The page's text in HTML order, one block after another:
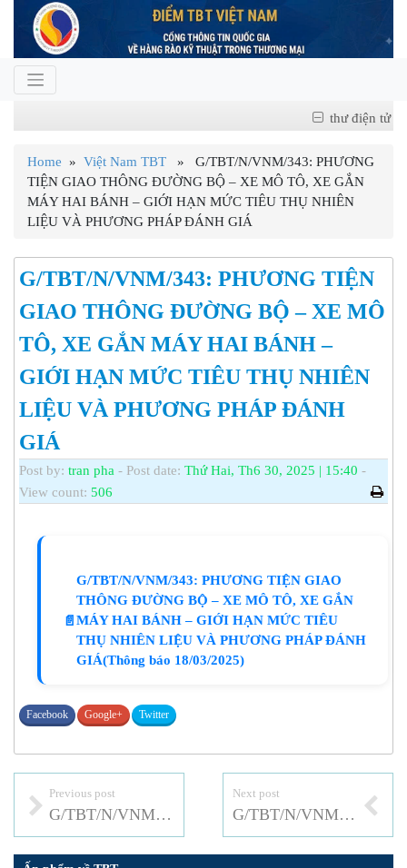
thư điện tử
Home » Việt Nam TBT » G/TBT/N/VNM/343: PHƯƠNG
TIỆN GIAO THÔNG ĐƯỜNG BỘ – XE MÔ TÔ, XE GẮN
MÁY HAI BÁNH – GIỚI HẠN MỨC TIÊU THỤ NHIÊN
LIỆU VÀ PHƯƠNG PHÁP ĐÁNH GIÁ
G/TBT/N/VNM/343: PHƯƠNG TIỆN
GIAO THÔNG ĐƯỜNG BỘ – XE MÔ
TÔ, XE GẮN MÁY HAI BÁNH –
GIỚI HẠN MỨC TIÊU THỤ NHIÊN
LIỆU VÀ PHƯƠNG PHÁP ĐÁNH
GIÁ
Post by: tran pha - Post date: Thứ Hai, Th6 30, 2025 | 15:40 -
View count: 506
📄
G/TBT/N/VNM/343: PHƯƠNG TIỆN GIAO
THÔNG ĐƯỜNG BỘ – XE MÔ TÔ, XE GẮN
MÁY HAI BÁNH – GIỚI HẠN MỨC TIÊU
THỤ NHIÊN LIỆU VÀ PHƯƠNG PHÁP ĐÁNH
GIÁ(Thông báo 18/03/2025)
Facebook Google+ Twitter
Previous post
G/TBT/N/VNM/342: QUY CHUẨN KỸ THUẬT QUỐC GIA VỀ YÊU CẦU KỸ THUẬT VÀ KIỂM TRA THIẾT BỊ TÍN HIỆU ĐUÔI TÀU
Next post
G/TBT/N/VNM/344: PHƯƠNG TIỆN GIAO THÔNG ĐƯỜNG BỘ – Ô TÔ CON – GIỚI HẠN MỨC TIÊU THỤ NHIÊN LIỆU VÀ PHƯƠNG PHÁP ĐÁNH GIÁ